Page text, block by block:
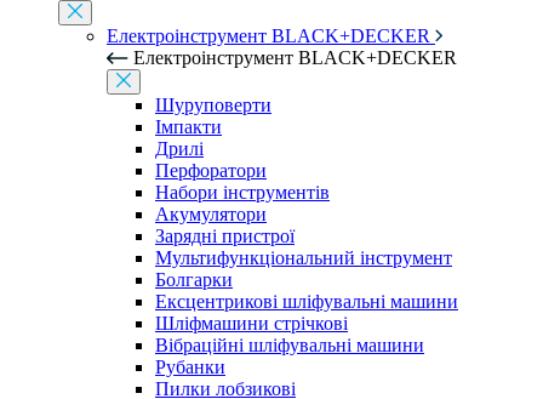
Електроінструмент BLACK+DECKER
Електроінструмент BLACK+DECKER
Шуруповерти
Імпакти
Дрилі
Перфоратори
Набори інструментів
Акумулятори
Зарядні пристрої
Мультифункціональний інструмент
Болгарки
Ексцентрикові шліфувальні машини
Шліфмашини стрічкові
Вібраційні шліфувальні машини
Рубанки
Пилки лобзикові